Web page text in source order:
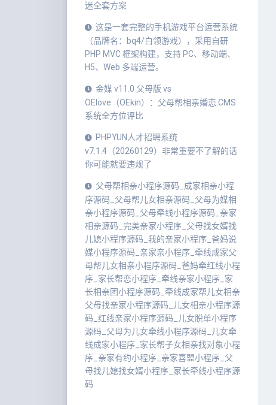
迷全套方案
这是一套完整的手机游戏平台运营系统
（品牌名：bq4/白领游戏），采用自研
PHP MVC 框架构建，支持 PC、移动端、
H5、Web 多端运营。
金媒 v11.0 父母版 vs
OElove（OEkin）：父母帮相亲婚恋 CMS
系统全方位评比
PHPYUN人才招聘系统
v7.1.4（20260129）非常重要不了解的话
你可能就要违规了
父母帮相亲小程序源码_成家相亲小程
序源码_父母帮儿女相亲源码_父母为媒相
亲小程序源码_父母牵线小程序源码_亲家
相亲源码_完美亲家小程序_父母找女婿找
儿媳小程序源码_我的亲家小程序_爸妈说
媒小程序源码_亲家亲小程序_牵线成家父
母帮儿女相亲小程序源码_爸妈牵红线小程
序_家长帮恋小程序_牵线亲家小程序_家
长相亲团小程序源码_牵线成家帮儿女相亲
父母找亲家小程序源码_儿女相亲小程序源
码_红线亲家小程序源码_儿女脱单小程序
源码_父母为儿女牵线小程序源码_儿女牵
线成家小程序_家长帮子女相亲找对象小程
序_亲家有约小程序_亲家喜盟小程序_父
母找儿媳找女婿小程序_家长牵线小程序源
码